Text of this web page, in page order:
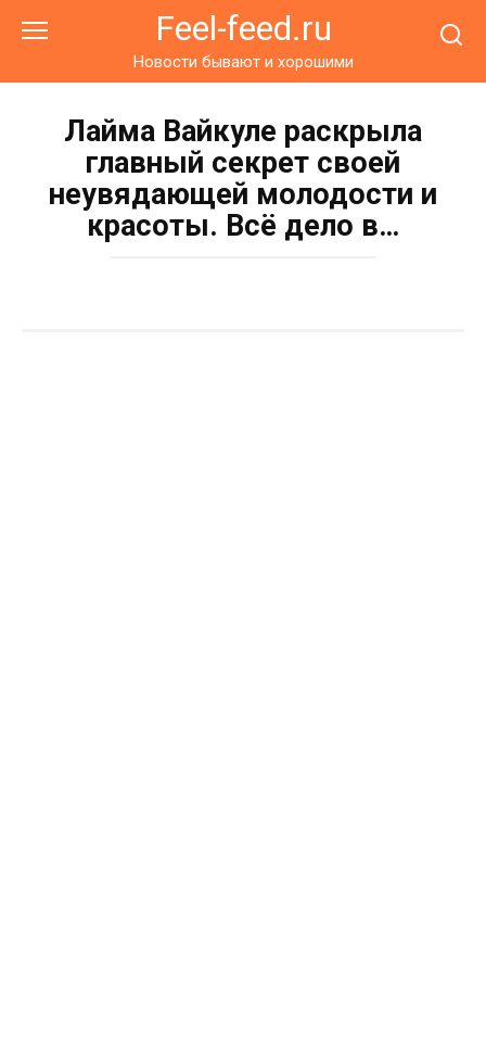
Feel-feed.ru
Новости бывают и хорошими
Лайма Вайкуле раскрыла
главный секрет своей
неувядающей молодости и
красоты. Всё дело в…